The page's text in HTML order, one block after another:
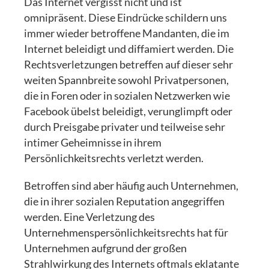
omnipräsent. Diese Eindrücke schildern uns
immer wieder betroffene Mandanten, die im
Internet beleidigt und diffamiert werden. Die
Rechtsverletzungen betreffen auf dieser sehr
weiten Spannbreite sowohl Privatpersonen,
die in Foren oder in sozialen Netzwerken wie
Facebook übelst beleidigt, verunglimpft oder
durch Preisgabe privater und teilweise sehr
intimer Geheimnisse in ihrem
Persönlichkeitsrechts verletzt werden.
Betroffen sind aber häufig auch Unternehmen,
die in ihrer sozialen Reputation angegriffen
werden. Eine Verletzung des
Unternehmenspersönlichkeitsrechts hat für
Unternehmen aufgrund der großen
Strahlwirkung des Internets oftmals eklatante